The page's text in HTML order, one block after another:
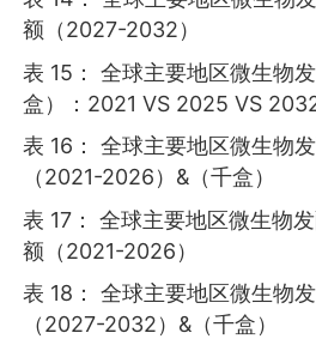
额（2027-2032）
表 15： 全球主要地区微生物
盒）：2021 VS 2025 VS
表 16： 全球主要地区微生物
（2021-2026）&（千盒）
表 17： 全球主要地区微生物
额（2021-2026）
表 18： 全球主要地区微生物
（2027-2032）&（千盒）